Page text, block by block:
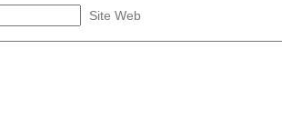
Site Web